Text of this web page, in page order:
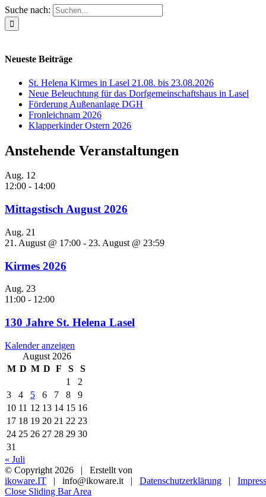
Suche nach:
Neueste Beiträge
St. Helena Kirmes in Lasel 21.08. bis 23.08.2026
Neue Beleuchtung für das Dorfgemeinschaftshaus in Lasel
Förderung Außenanlage DGH
Fronleichnam 2026
Klapperkinder Ostern 2026
Anstehende Veranstaltungen
Aug. 12
12:00 - 14:00
Mittagstisch August 2026
Aug. 21
21. August @ 17:00 - 23. August @ 23:59
Kirmes 2026
Aug. 23
11:00 - 12:00
130 Jahre St. Helena Lasel
Kalender anzeigen
August 2026
M D M D F S
S
1
2
3
4 5 6 7 8
9
10 11 12 13 14 15 16
17 18 19 20 21 22 23
24 25 26 27 28 29 30
31
« Juli
© Copyright 2026 | Erstellt von
ikoware.IT | info@ikoware.it | Datenschutzerklärung |
Close Sliding Bar Area